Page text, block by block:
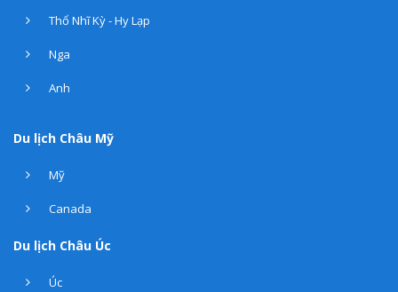
Thổ Nhĩ Kỳ - Hy Lạp
Nga
Anh
Du lịch Châu Mỹ
Mỹ
Canada
Du lịch Châu Úc
Úc